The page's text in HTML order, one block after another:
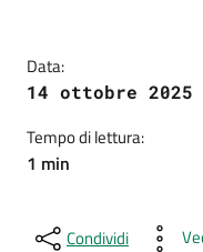
Data:
14 ottobre 2025
Tempo di lettura:
1 min
Condividi